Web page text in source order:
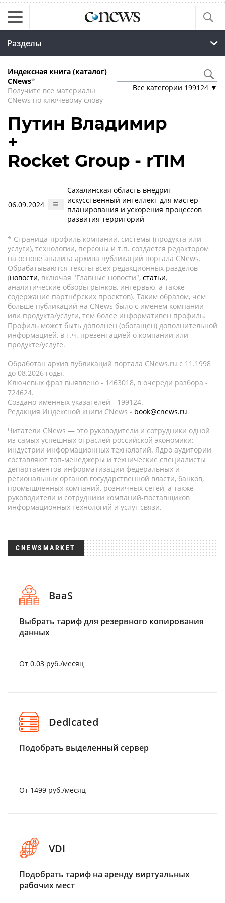
Разделы
Индексная книга (каталог)
CNews*
Получите все материалы
CNews по ключевому слову
Все категории 199124 ▼
Путин Владимир
+
Rocket Group - rTIM
06.09.2024
Сахалинская область внедрит
искусственный интеллект для мастер-
планирования и ускорения процессов
развития территорий
* Страница-профиль компании, системы (продукта или
услуги), технологии, персоны и т.п. создается редактором
на основе анализа архива публикаций портала CNews.
Обрабатываются тексты всех редакционных разделов
(новости, включая "Главные новости", статьи,
аналитические обзоры рынков, интервью, а также
содержание партнёрских проектов). Таким образом, чем
больше публикаций на CNews было с именем компании
или продукта/услуги, тем более информативен профиль.
Профиль может быть дополнен (обогащен) дополнительной
информацией, в т.ч. презентацией о компании или
продукте/услуге.
Обработан архив публикаций портала CNews.ru c 11.1998
до 08.2026 годы.
Ключевых фраз выявлено - 1463018, в очереди разбора -
724624.
Создано именных указателей - 199124.
Редакция Индексной книги CNews - book@cnews.ru
Читатели CNews — это руководители и сотрудники одной
из самых успешных отраслей российской экономики:
индустрии информационных технологий. Ядро аудитории
составляют топ-менеджеры и технические специалисты
департаментов информатизации федеральных и
региональных органов государственной власти, банков,
промышленных компаний, розничных сетей, а также
руководители и сотрудники компаний-поставщиков
информационных технологий и услуг связи.
CNEWSMARKET
BaaS
Выбрать тариф для резервного копирования
данных
От 0.03 руб./месяц
Dedicated
Подобрать выделенный сервер
От 1499 руб./месяц
VDI
Подобрать тариф на аренду виртуальных
рабочих мест